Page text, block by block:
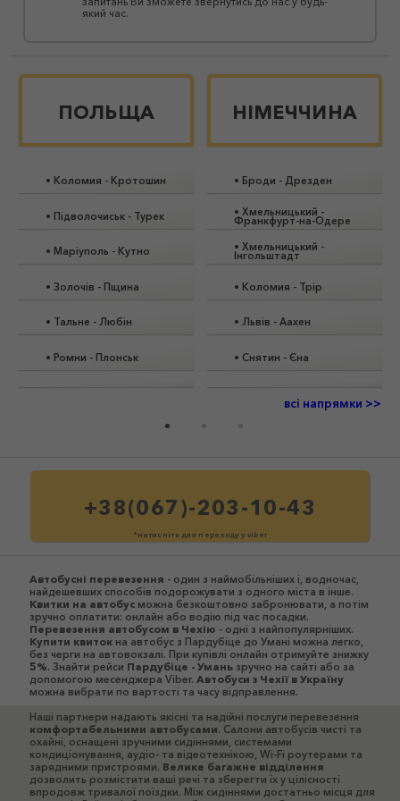
який час.
ПОЛЬЩА
• Коломия - Кротошин
• Підволочиськ- Турек
• Маріуполь - Кутно
• Золочів - Пщина
• Тальне - Любін
• Ромни - Плонськ
НІМЕЧЧИНА
• Броди - Дрезден
• Хмельницький -
Франкфурт-на-Одере
• Хмельницький -
Інгольштадт
• Коломия - Трір
• Львів - Аахен
• Снятин - Єна
всі напрямки >>
+38(067)-203-10-43
*натисніть для переходу у viber
Автобусні перевезення - один з наймобільніших і, водночас,
найдешевших способів подорожувати з одного міста в інше.
Квитки на автобусможна безкоштовно забронювати, а потім
зручно оплатити: онлайн або водію під час посадки.
Перевезення автобусом в Чехію - одні з найпопулярніших.
Купити квитокна автобус з Пардубіце до Умані можна легко,
без черги на автовокзалі. При купівлі онлайн отримуйте знижку
5%. Знайти рейси Пардубіце - Уманьзручно на сайті або за
допомогою месенджера Viber. Автобуси з Чехії в Україну
можна вибрати по вартості та часу відправлення.
Наші партнери надають якісні та надійні послуги перевезення
комфортабельними автобусами. Салони автобусів чисті та
охайні, оснащені зручними сидіннями, системами
кондиціонування, аудіо- та відеотехнікою, Wi-Fi роутерами та
зарядними пристроями. Велике багажне відділення
дозволить розмістити ваші речі та зберегти їх у цілісності
впродовж тривалої поїздки. Між сидіннями достатньо місця для